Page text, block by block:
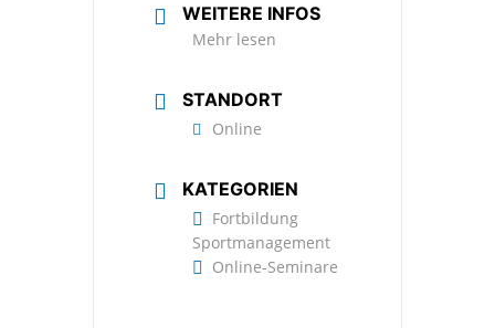
WEITERE INFOS
Mehr lesen
STANDORT
Online
KATEGORIEN
Fortbildung
Sportmanagement
Online-Seminare